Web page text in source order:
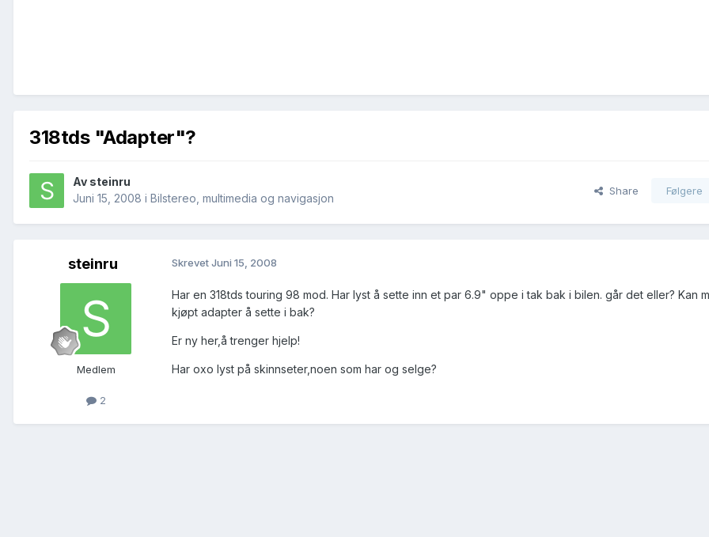
318tds "Adapter"?
Av steinru
Juni 15, 2008 i Bilstereo, multimedia og navigasjon
Share Følgere
steinru
Medlem
2
SkrevetJuni 15, 2008
Har en 318tds touring 98 mod. Har lyst å sette inn et par 6.9" oppe i tak bak i bilen. går det eller? Kan
kjøpt adapter å sette i bak?
Er ny her,å trenger hjelp!
Har oxo lyst på skinnseter,noen som har og selge?